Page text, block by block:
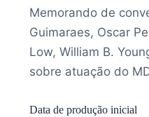
Memorando de
Guimaraes, Oscar
Low, William B.
sobre atuação do
Data de produção inicial